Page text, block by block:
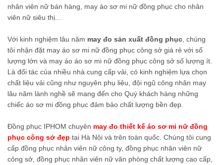
nhân viên nữ bán hàng, may áo sơ mi nữ đồng phục cho nhân
viên nữ siêu thị...
Với kinh nghiệm lâu năm may đo sản xuất đồng phục , chúng
tôi nhận đặt may áo sơ mi nữ đồng phục công sở giá rẻ với số
lượng lớn và may áo áo sơ mi nữ đồng phục công sở số lượng ít.
Là đối tác của nhiều nhà cung cấp vải, có kinh nghiệm lựa chọn
chất liệu vải cũng như nguyên phụ liệu, đội ngũ công nhân may
lâu năm lành nghề sẽ mang đến cho Quý khách hàng những
chiếc áo sơ mi đồng phục đảm bảo chất lượng bền đẹp.
Đồng phục IPHOM chuyên may đo thiết kế áo sơ mi nữ đồng
phục công sở đẹp tại Hà Nội và trên toàn quốc. Chúng tôi cung
cấp đồng phục nhân viên nữ công ty, đồng phục nhân viên nữ
công sở, đồng phục nhân viên nữ văn phòng chất lượng cao cấp,